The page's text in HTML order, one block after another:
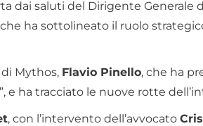
dai saluti del Dirigente
che ha sottolineato il ruolo
Mythos, Flavio Pinello, che ha
e ha tracciato le nuove rotte
, con l’intervento dell’avvocato